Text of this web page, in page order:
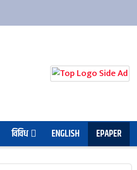
विविध ENGLISH EPAPER